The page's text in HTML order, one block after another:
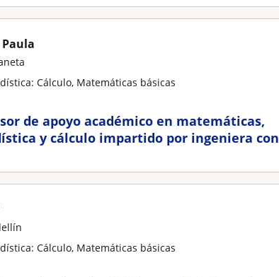
Cálculo, Matemáticas básicas
de apoyo académico en matemáticas,
y cálculo impartido por ingeniera con
Cálculo, Matemáticas básicas